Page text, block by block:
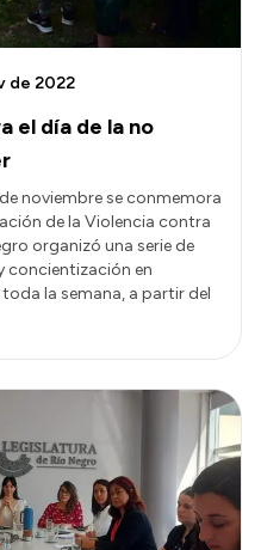
el día de la no
de 2022
noviembre se conmemora
de la Violencia contra
organizó una serie de
concientización en
la semana, a partir del